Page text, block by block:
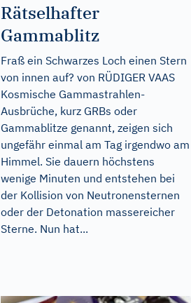
Rätselhafter
Gammablitz
Fraß ein Schwarzes Loch einen Stern
von innen auf? von RÜDIGER VAAS
Kosmische Gammastrahlen-
Ausbrüche, kurz GRBs oder
Gammablitze genannt, zeigen sich
ungefähr einmal am Tag irgendwo am
Himmel. Sie dauern höchstens
wenige Minuten und entstehen bei
der Kollision von Neutronensternen
oder der Detonation massereicher
Sterne. Nun hat...